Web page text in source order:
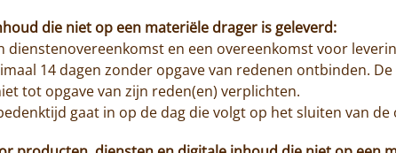
die niet op een materiële drager is geleverd:
dienstenovereenkomst en een overeenkomst voor
14 dagen zonder opgave van redenen ontbinden.
tot opgave van zijn reden(en) verplichten.
gaat in op de dag die volgt op het sluiten van de